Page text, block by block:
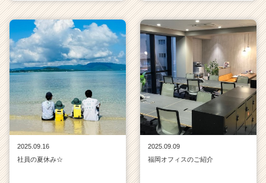
2025.09.16
社員の夏休み☆
2025.09.09
福岡オフィスのご紹介